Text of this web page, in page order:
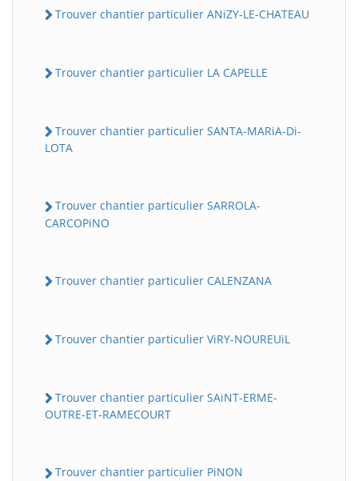
Trouver chantier particulier ANiZY-LE-CHATEAU
Trouver chantier particulier LA CAPELLE
Trouver chantier particulier SANTA-MARiA-Di-
LOTA
Trouver chantier particulier SARROLA-
CARCOPiNO
Trouver chantier particulier CALENZANA
Trouver chantier particulier ViRY-NOUREUiL
Trouver chantier particulier SAiNT-ERME-
OUTRE-ET-RAMECOURT
Trouver chantier particulier PiNON